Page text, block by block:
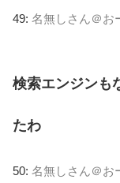
49: 名無しさん＠お
検索エンジンも
たわ
50: 名無しさん＠お